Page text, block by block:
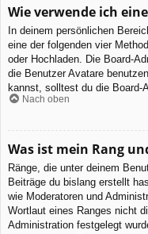
Wie verwende ich
In deinem persönlichen
eine der folgenden vier
oder Hochladen. Die Board-
die Benutzer Avatare
kannst, solltest du die Board-
Nach oben
Was ist mein Rang
Ränge, die unter deinem
Beiträge du bislang erstellt
wie Moderatoren und
Wortlaut eines Ranges nicht
Administration festgelegt